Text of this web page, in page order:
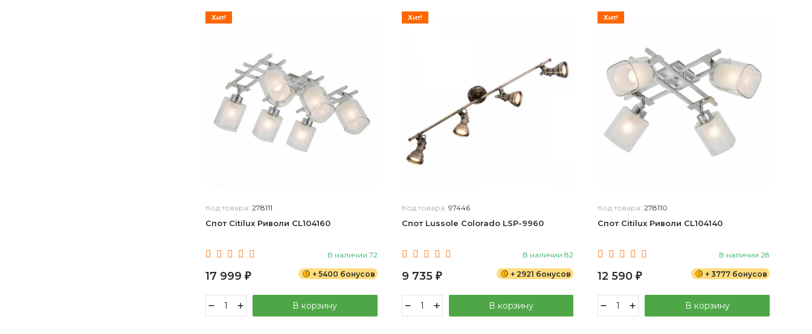
Хит!
Код товара: 278111
Спот Citilux Риволи CL104160
В наличии 72
17 999 ₽ + 5400 бонусов
В корзину
Хит!
Код товара: 97446
Спот Lussole Colorado LSP-9960
В наличии 82
9 735 ₽ + 2921 бонусов
В корзину
Хит!
Код товара:278110
Спот Citilux Риволи CL104140
В наличии 28
12 590₽ + 3777 бонусов
В корзину